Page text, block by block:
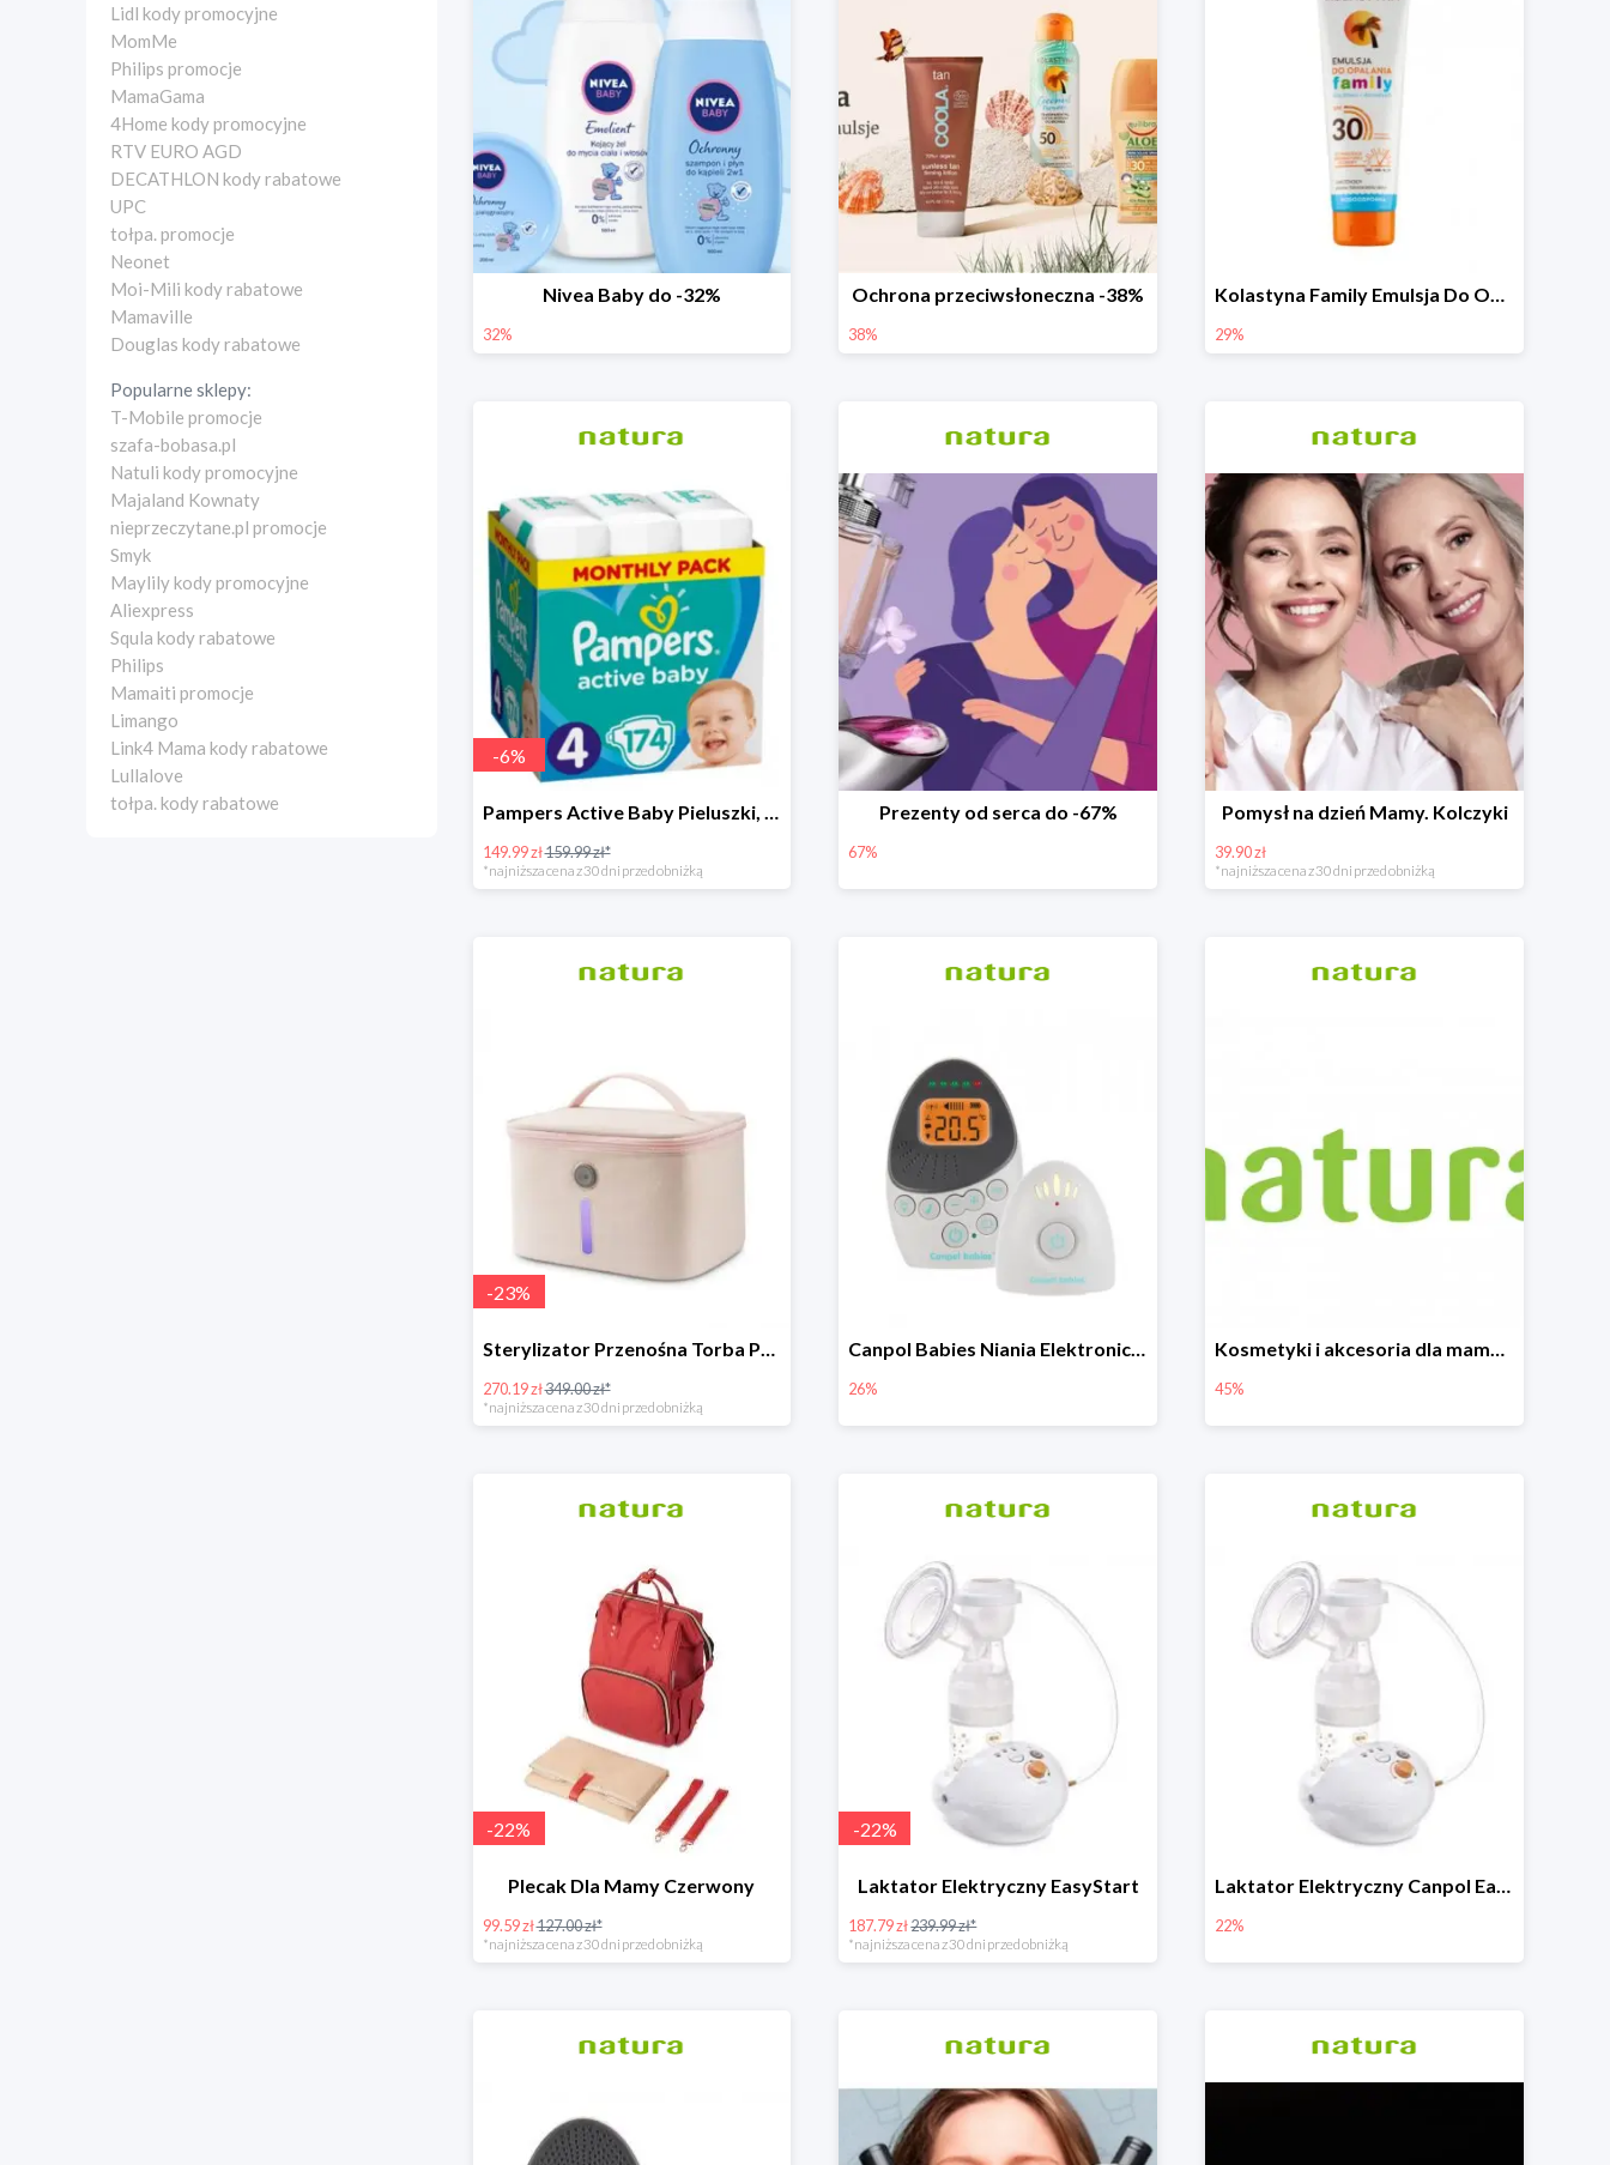
Lidl kody promocyjne
MomMe
Philips promocje
MamaGama
4Home kody promocyjne
RTV EURO AGD
DECATHLON kody rabatowe
UPC
tołpa. promocje
Neonet
Moi-Mili kody rabatowe
Mamaville
Douglas kody rabatowe
Popularne sklepy:
T-Mobile promocje
szafa-bobasa.pl
Natuli kody promocyjne
Majaland Kownaty
nieprzeczytane.pl promocje
Smyk
Maylily kody promocyjne
Aliexpress
Squla kody rabatowe
Philips
Mamaiti promocje
Limango
Link4 Mama kody rabatowe
Lullalove
tołpa. kody rabatowe
Nivea Baby do -32%
32%
Ochrona przeciwsłoneczna -38%
38%
Kolastyna Family Emulsja Do Opalania
29%
-6%
Pampers Active Baby Pieluszki, rozmiar 4
149.99 zł159.99 zł*
*najniższa cena z 30 dni przed obniżką
Prezenty od serca do -67%
67%
Pomysł na dzień Mamy. Kolczyki
39.90 zł
*najniższa cena z 30 dni przed obniżką
-23%
Sterylizator Przenośna Torba P26 Uvc Led
270.19 zł349.00 zł*
*najniższa cena z 30 dni przed obniżką
Canpol Babies Niania Elektroniczna Dwukierunkowa -26%
26%
Kosmetyki i akcesoria dla mamy i dziecka do -45%
45%
-22%
Plecak Dla Mamy Czerwony
99.59 zł127.00 zł*
*najniższa cena z 30 dni przed obniżką
-22%
Laktator Elektryczny EasyStart
187.79 zł239.99 zł*
*najniższa cena z 30 dni przed obniżką
Laktator Elektryczny Canpol Easy Start -22%
22%